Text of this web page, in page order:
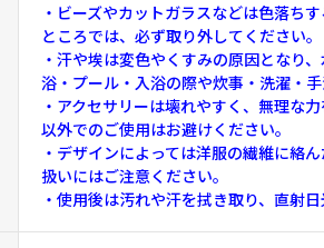
・ビーズやカットガラスなどは色落ち
ところでは、必ず取り外してください。
・汗や埃は変色やくすみの原因となり
浴・プール・入浴の際や炊事・洗濯・手
・アクセサリーは壊れやすく、無理な
以外でのご使用はお避けください。
・デザインによっては洋服の繊維に絡
扱いにはご注意ください。
・使用後は汚れや汗を拭き取り、直射